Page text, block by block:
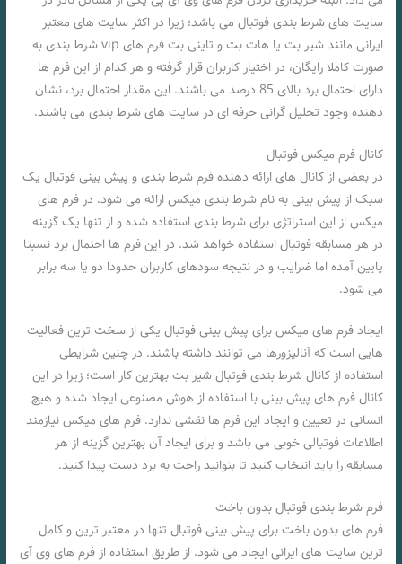
سایت های شرط بندی فوتبال می باشد؛ زیرا در اکثر سایت های معتبر
ایرانی مانند شیر بت یا هات بت و تاینی بت فرم های vip شرط بندی به
صورت کاملا رایگان، در اختیار کاربران قرار گرفته و هر کدام از این فرم ها
دارای احتمال برد بالای 85 درصد می باشند. این مقدار احتمال برد، نشان
دهنده وجود تحلیل گرانی حرفه ای در سایت های شرط بندی می باشند.
کانال فرم میکس فوتبال
در بعضی از کانال های ارائه دهنده فرم شرط بندی و پیش بینی فوتبال یک
سبک از پیش بینی به نام شرط بندی میکس ارائه می شود. در فرم های
میکس از این استراتژی برای شرط بندی استفاده شده و از تنها یک گزینه
در هر مسابقه فوتبال استفاده خواهد شد. در این فرم ها احتمال برد نسبتا
پایین آمده اما ضرایب و در نتیجه سودهای کاربران حدودا دو یا سه برابر
می شود.
ایجاد فرم های میکس برای پیش بینی فوتبال یکی از سخت ترین فعالیت
هایی است که آنالیزورها می توانند داشته باشند. در چنین شرایطی
استفاده از کانال شرط بندی فوتبال شیر بت بهترین کار است؛ زیرا در این
کانال فرم های پیش بینی با استفاده از هوش مصنوعی ایجاد شده و هیچ
انسانی در تعیین و ایجاد این فرم ها نقشی ندارد. فرم های میکس نیازمند
اطلاعات فوتبالی خوبی می باشد و برای ایجاد آن بهترین گزینه از هر
مسابقه را باید انتخاب کنید تا بتوانید راحت به برد دست پیدا کنید.
فرم شرط بندی فوتبال بدون باخت
فرم های بدون باخت برای پیش بینی فوتبال تنها در معتبر ترین و کامل
ترین سایت های ایرانی ایجاد می شود. از طریق استفاده از فرم های وی آی